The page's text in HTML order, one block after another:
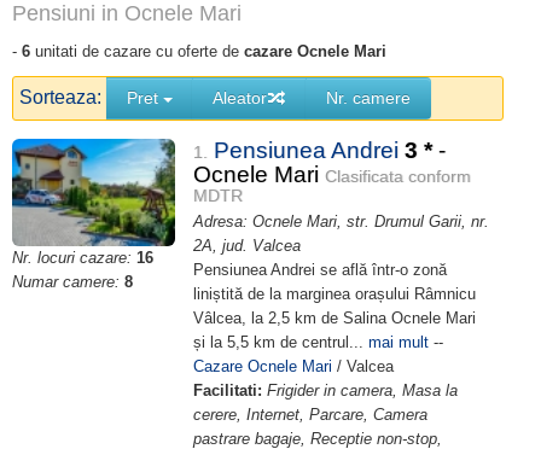
Pensiuni in Ocnele Mari
- 6 unitati de cazare cu oferte de cazare Ocnele Mari
Sorteaza: Pret Aleator Nr. camere
Nr. locuri cazare: 16
Numar camere: 8
1. Pensiunea Andrei 3 * -
Ocnele Mari Clasificata conform
MDTR
Adresa: Ocnele Mari, str. Drumul Garii, nr.
2A, jud. Valcea
Pensiunea Andrei se află într-o zonă
liniștită de la marginea orașului Râmnicu
Vâlcea, la 2,5 km de Salina Ocnele Mari
și la 5,5 km de centrul... mai mult --
Cazare Ocnele Mari / Valcea
Facilitati: Frigider in camera, Masa la
cerere, Internet, Parcare, Camera
pastrare bagaje, Receptie non-stop,